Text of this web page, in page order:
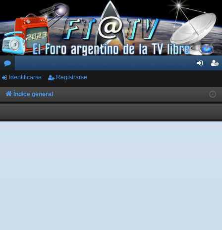
or
os
ar
ist
rs
Identificarse Registrarse
Índice general